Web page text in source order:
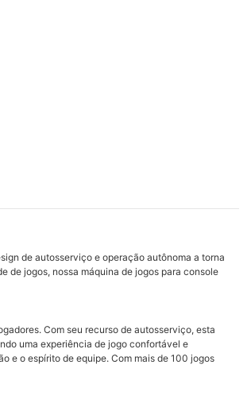
de autosserviço e operação autônoma a torna
de jogos, nossa máquina de jogos para console
Com seu recurso de autosserviço, esta
uma experiência de jogo confortável e
e o espírito de equipe. Com mais de 100 jogos